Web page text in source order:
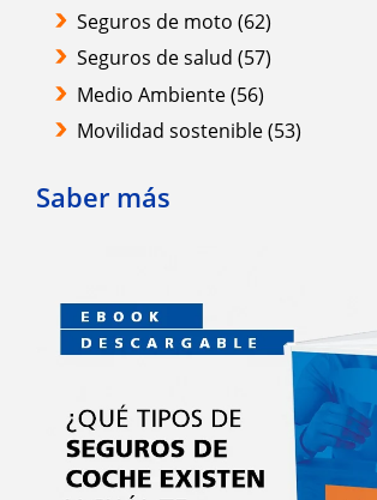
Seguros de moto (62)
Seguros de salud (57)
Medio Ambiente(56)
Movilidad sostenible(53)
Saber más